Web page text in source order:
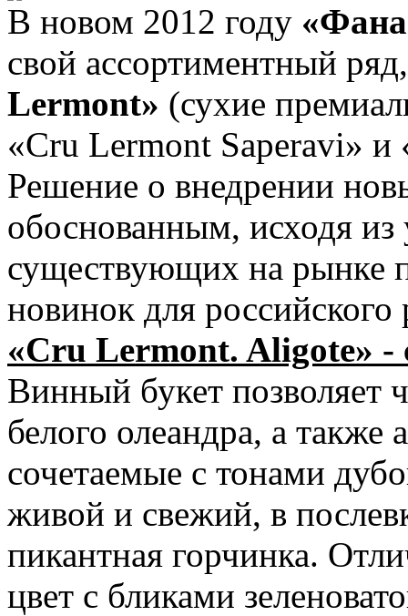
В новом 2012 году
свой ассортиментный
Lermont» (сухие
«Cru Lermont Saperavi»
Решение о внедрении
обоснованным, исходя
существующих на рынке
новинок для российского
«Cru Lermont. Aligote» -
Винный букет позволяет
белого олеандра, а также
сочетаемые с тонами
живой и свежий, в
пикантная горчинка.
цвет с бликами